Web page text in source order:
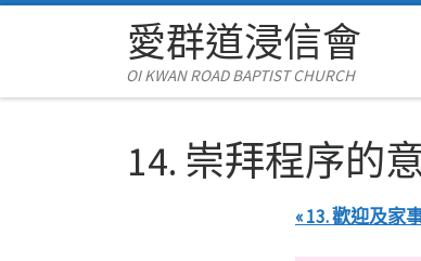
Skip to content愛群道浸信會
OI KWAN ROAD BAPTIST CHURCH
14. 崇拜程序的
« 13. 歡迎及家